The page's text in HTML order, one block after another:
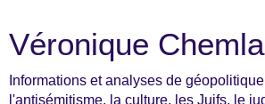
Véronique Chemla
Informations et analyses de
l'antisémitisme, la culture, les Juifs, le